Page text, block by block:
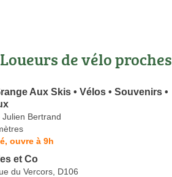
Loueurs de vélo proches
Aux Skis • Vélos • Souvenirs •
Julien Bertrand
ouvre à 9h
et Co
du Vercors, D106